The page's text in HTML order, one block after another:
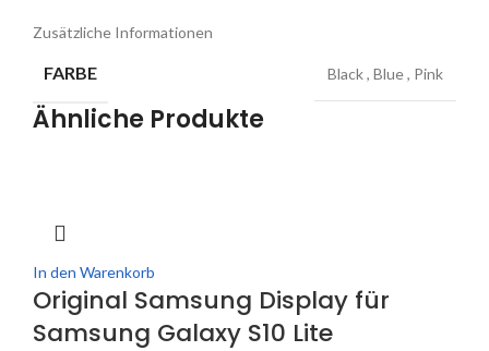
Zusätzliche Informationen
FARBE Black, Blue, Pink
Ähnliche Produkte
In den Warenkorb
Original Samsung Display für
Samsung Galaxy S10 Lite